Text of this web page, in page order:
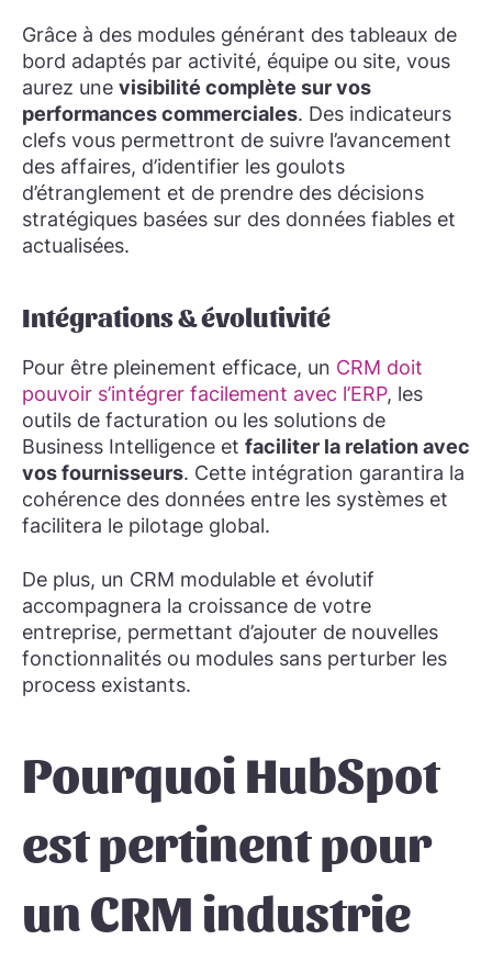
Grâce à des modules générant des tableaux de
bord adaptés par activité, équipe ou site, vous
aurez une visibilité complète sur vos
performances commerciales. Des indicateurs
clefs vous permettront de suivre l’avancement
des affaires, d’identifier les goulots
d’étranglement et de prendre des décisions
stratégiques basées sur des données fiables et
actualisées.
Intégrations & évolutivité
Pour être pleinement efficace, un CRM doit
pouvoir s’intégrer facilement avec l’ERP, les
outils de facturation ou les solutions de
Business Intelligence et faciliter la relation avec
vos fournisseurs. Cette intégration garantira la
cohérence des données entre les systèmes et
facilitera le pilotage global.
De plus, un CRM modulable et évolutif
accompagnera la croissance de votre
entreprise, permettant d’ajouter de nouvelles
fonctionnalités ou modules sans perturber les
process existants.
Pourquoi HubSpot
est pertinent pour
un CRM industrie